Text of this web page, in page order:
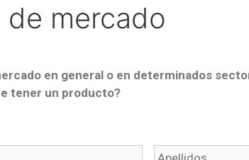
mercado
en general o en determinados
tener un producto?